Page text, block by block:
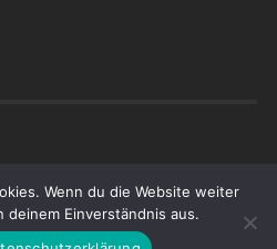
OLPE NACH OBEN ↑
Wenn du die Website weiter
Einverständnis aus.